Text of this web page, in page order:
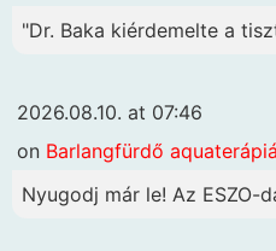
"Dr. Baka kiérdemelte a
2026.08.10. at 07:46
on Barlangfürdő
Nyugodj már le! Az ESZO-